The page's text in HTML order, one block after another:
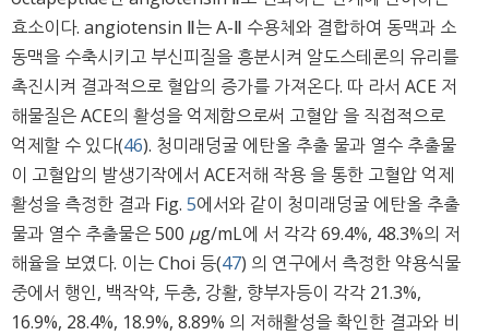
효소이다. angiotensin Ⅱ는 A-Ⅱ 수용체와 결합하여 동맥과 소
동맥을 수축시키고 부신피질을 흥분시켜 알도스테론의 유리를
촉진시켜 결과적으로 혈압의 증가를 가져온다. 따 라서 ACE 저
해물질은 ACE의 활성을 억제함으로써 고혈압 을 직접적으로
억제할 수 있다(46). 청미래덩굴 에탄올 추출 물과 열수 추출물
이 고혈압의 발생기작에서 ACE저해 작용 을 통한 고혈압 억제
활성을 측정한 결과 Fig. 5에서와 같이 청미래덩굴 에탄올 추출
물과 열수 추출물은 500 μg/mL에 서 각각 69.4%, 48.3%의 저
해율을 보였다. 이는 Choi 등(47) 의 연구에서 측정한 약용식물
중에서 행인, 백작약, 두충, 강활, 향부자등이 각각 21.3%,
16.9%, 28.4%, 18.9%, 8.89% 의 저해활성을 확인한 결과와 비